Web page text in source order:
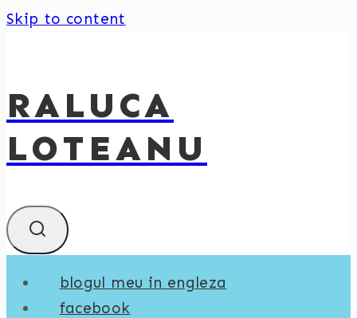
Skip to content
RALUCA
LOTEANU
blogul meu in engleza
facebook